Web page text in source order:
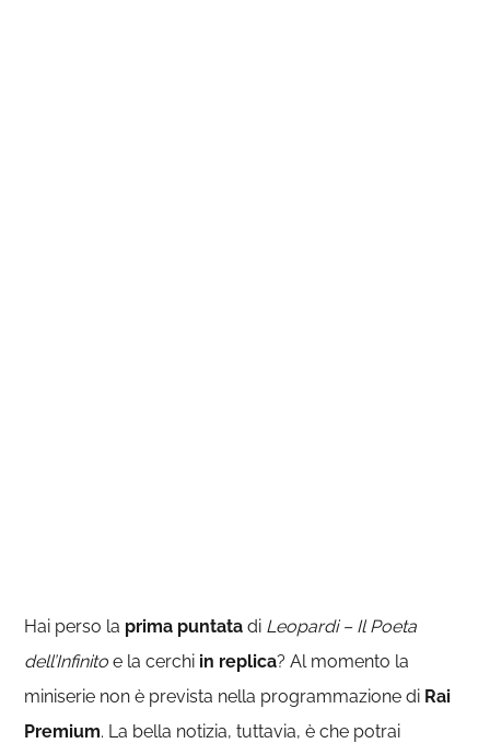
Hai perso la prima puntata di Leopardi – Il Poeta
dell’Infinitoe la cerchi in replica? Al momento la
miniserie non è prevista nella programmazione di Rai
Premium. La bella notizia, tuttavia, è che potrai